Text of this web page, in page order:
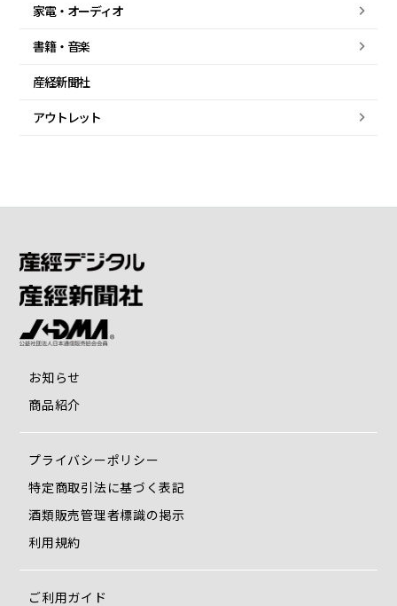
家電・ オーディオ
書籍・音楽
産経新聞社
アウトレット
お知らせ
商品紹介
プライバシーポリシー
特定商取引法に基づく表記
酒類販売管理者標識の掲示
利用規約
ご利用ガイド